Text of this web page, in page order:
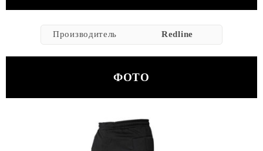
Производитель Redline
ФОТО